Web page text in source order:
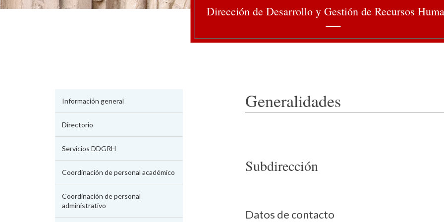
Dirección de Desarrollo y Gestión de Recursos
Información general
Directorio
Servicios DDGRH
Coordinación de personal académico
Coordinación de personal
administrativo
Generalidades
Subdirección
Datos de contacto